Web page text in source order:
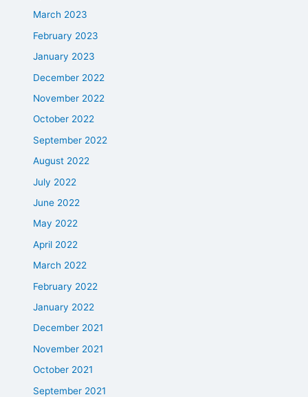
March 2023
February 2023
January 2023
December 2022
November 2022
October 2022
September 2022
August 2022
July 2022
June 2022
May 2022
April 2022
March 2022
February 2022
January 2022
December 2021
November 2021
October 2021
September 2021